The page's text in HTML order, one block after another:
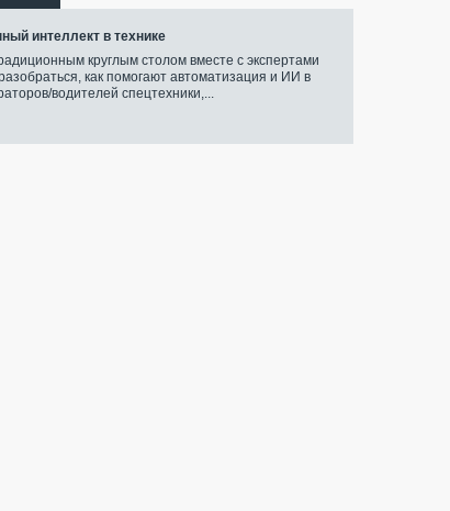
интеллект в технике
круглым столом вместе с экспертами
как помогают автоматизация и ИИ в
водителей спецтехники,...